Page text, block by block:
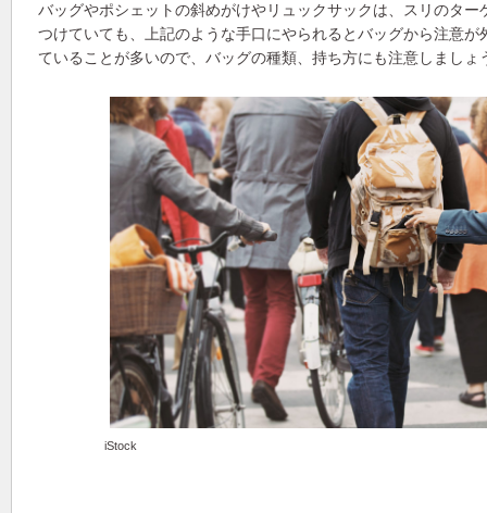
バッグやポシェットの斜めがけやリュックサックは、スリのタ
つけていても、上記のような手口にやられるとバッグから注意
ていることが多いので、バッグの種類、持ち方にも注意しましょ
iStock